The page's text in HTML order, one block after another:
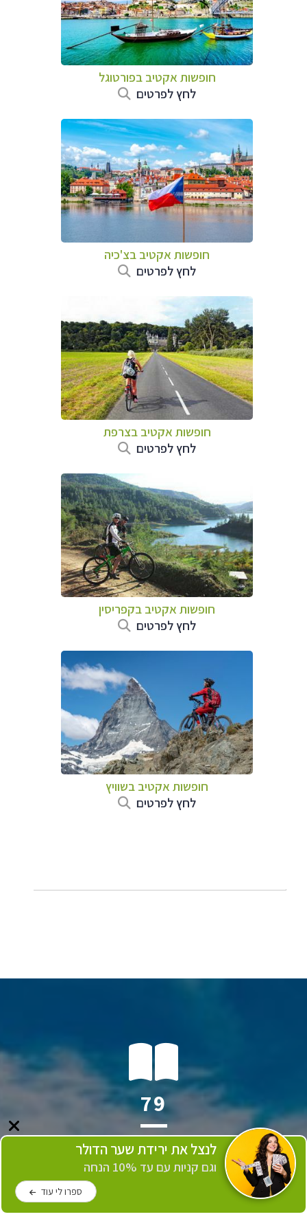
חופשות אקטיב בפורטוגל
לחץ לפרטים
חופשות אקטיב בצ'כיה
לחץ לפרטים
חופשות אקטיב בצרפת
לחץ לפרטים
חופשות אקטיב בקפריסין
לחץ לפרטים
חופשות אקטיב בשוויץ
לחץ לפרטים
141
מגזינים שנשלחו
לנצל את ירידת שער הדולר
וגם קניות עם עד 10% הנחה
ספרו לי עוד